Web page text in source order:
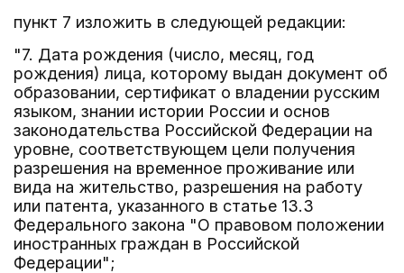
пункт 7 изложить в следующей редакции:
"7. Дата рождения (число, месяц, год
рождения) лица, которому выдан документ об
образовании, сертификат о владении русским
языком, знании истории России и основ
законодательства Российской Федерации на
уровне, соответствующем цели получения
разрешения на временное проживание или
вида на жительство, разрешения на работу
или патента, указанного в статье 13.3
Федерального закона "О правовом положении
иностранных граждан в Российской
Федерации";